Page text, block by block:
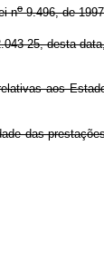
no9.496, de
25, desta
aos
das